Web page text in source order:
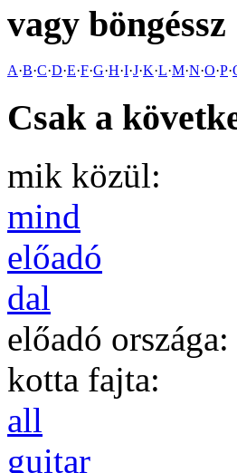
vagy böngéssz
A·B·C·D·E·F·G·H·I·J·K·L·M·N·O·P·
Csak a
mik közül:
mind
előadó
dal
előadó országa:
kotta fajta:
all
guitar